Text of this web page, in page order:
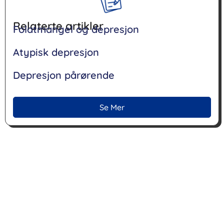
Relaterte artikler
Folatmangel og depresjon
Atypisk depresjon
Depresjon pårørende
Se Mer